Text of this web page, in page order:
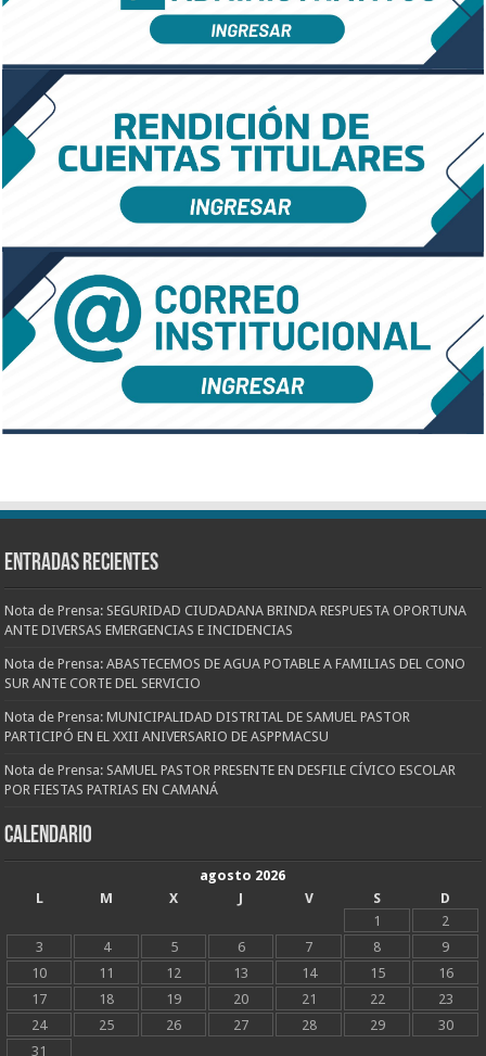
Entradas recientes
Nota de Prensa: SEGURIDAD CIUDADANA BRINDA RESPUESTA OPORTUNA
ANTE DIVERSAS EMERGENCIAS E INCIDENCIAS
Nota de Prensa: ABASTECEMOS DE AGUA POTABLE A FAMILIAS DEL CONO
SUR ANTE CORTE DEL SERVICIO
Nota de Prensa: MUNICIPALIDAD DISTRITAL DE SAMUEL PASTOR
PARTICIPÓ EN EL XXII ANIVERSARIO DE ASPPMACSU
Nota de Prensa: SAMUEL PASTOR PRESENTE EN DESFILE CÍVICO ESCOLAR
POR FIESTAS PATRIAS EN CAMANÁ
CALENDARIO
agosto 2026
L
M X J V S
D
1
2
3
4 5 6 7 8
9
10
11 12 13 14 15
16
17
18 19 20 21 22
23
24
25 26 27 28 29
30
31